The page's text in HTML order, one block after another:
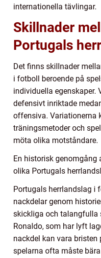
internationella tävlingar.
Skillnader
Portugals
Det finns skillnader
i fotboll beroende på
individuella egenskaper.
defensivt inriktade
offensiva. Variationerna
träningsmetoder och
möta olika motståndare.
En historisk genomgång
olika Portugals
Portugals herrlandslag i
nackdelar genom
skickliga och talangfulla
Ronaldo, som har lyft
nackdel kan vara bristen
spelarna ofta måste